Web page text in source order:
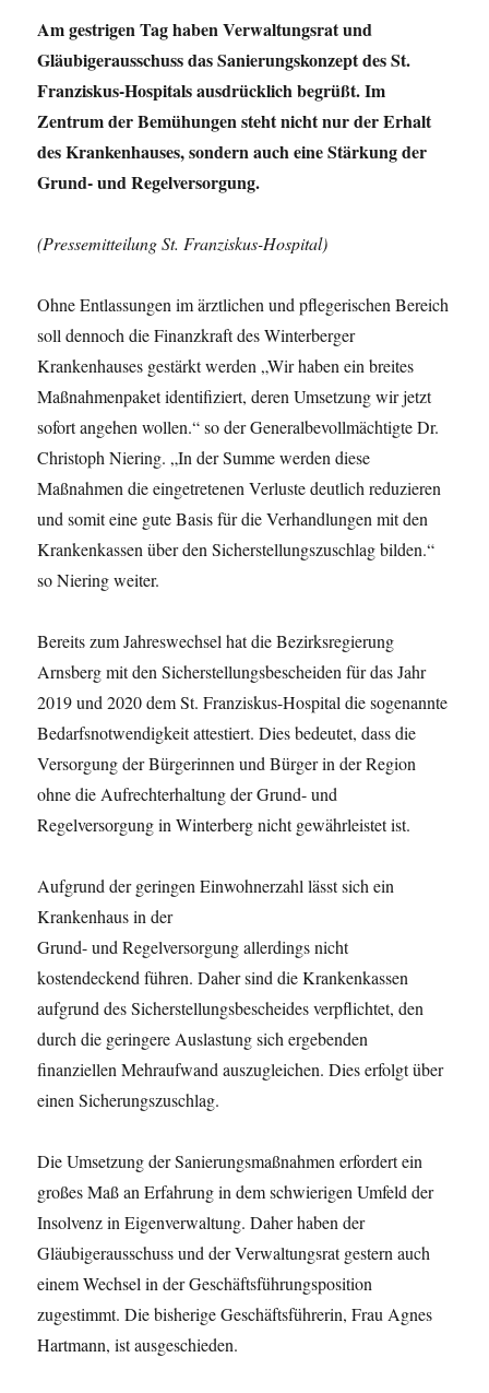
beendet
werden.
Am gestrigen Tag haben Verwaltungsrat und
Gläubigerausschuss das Sanierungskonzept des St.
Franziskus-Hospitals ausdrücklich begrüßt. Im
Zentrum der Bemühungen steht nicht nur der Erhalt
des Krankenhauses, sondern auch eine Stärkung der
Grund- und Regelversorgung.
(Pressemitteilung St. Franziskus-Hospital)
Ohne Entlassungen im ärztlichen und pflegerischen Bereich
soll dennoch die Finanzkraft des Winterberger
Krankenhauses gestärkt werden „Wir haben ein breites
Maßnahmenpaket identifiziert, deren Umsetzung wir jetzt
sofort angehen wollen.“ so der Generalbevollmächtigte Dr.
Christoph Niering. „In der Summe werden diese
Maßnahmen die eingetretenen Verluste deutlich reduzieren
und somit eine gute Basis für die Verhandlungen mit den
Krankenkassen über den Sicherstellungszuschlag bilden.“
so Niering weiter.
Bereits zum Jahreswechsel hat die Bezirksregierung
Arnsberg mit den Sicherstellungsbescheiden für das Jahr
2019 und 2020 dem St. Franziskus-Hospital die sogenannte
Bedarfsnotwendigkeit attestiert. Dies bedeutet, dass die
Versorgung der Bürgerinnen und Bürger in der Region
ohne die Aufrechterhaltung der Grund- und
Regelversorgung in Winterberg nicht gewährleistet ist.
Aufgrund der geringen Einwohnerzahl lässt sich ein
Krankenhaus in der
Grund- und Regelversorgung allerdings nicht
kostendeckend führen. Daher sind die Krankenkassen
aufgrund des Sicherstellungsbescheides verpflichtet, den
durch die geringere Auslastung sich ergebenden
finanziellen Mehraufwand auszugleichen. Dies erfolgt über
einen Sicherungszuschlag.
Die Umsetzung der Sanierungsmaßnahmen erfordert ein
großes Maß an Erfahrung in dem schwierigen Umfeld der
Insolvenz in Eigenverwaltung. Daher haben der
Gläubigerausschuss und der Verwaltungsrat gestern auch
einem Wechsel in der Geschäftsführungsposition
zugestimmt. Die bisherige Geschäftsführerin, Frau Agnes
Hartmann, ist ausgeschieden.